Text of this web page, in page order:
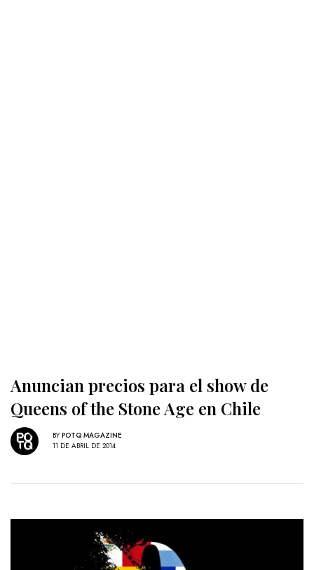
Anuncian precios para el show de
Queens of the Stone Age en Chile
BY POTQ MAGAZINE
11 DE ABRIL DE 2014